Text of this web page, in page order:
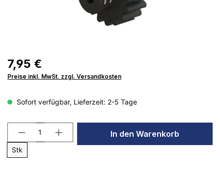
7,95 €
Preise inkl. MwSt. zzgl. Versandkosten
Sofort verfügbar, Lieferzeit: 2-5 Tage
Stk
In den Warenkorb